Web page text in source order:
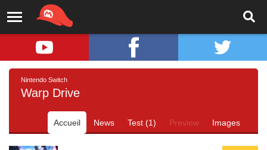
Nintendo Switch
Warp Drive
Accueil News Test (1) Preview Images